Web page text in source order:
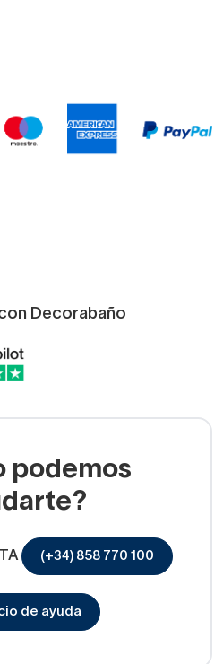
Decorabaño
podemos
(+34) 858 770 100
de ayuda